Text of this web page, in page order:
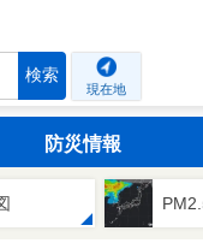
検索
現在地
防災情報